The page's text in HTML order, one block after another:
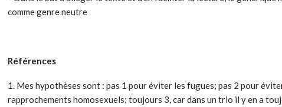
comme genre neutre
Références
1. Mes hypothèses sont : pas 1 pour éviter les fugues; pas 2 pour
rapprochements homosexuels; toujours 3, car dans un trio il y en a